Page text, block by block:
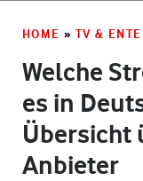
HOME » TV &
Welche
es in
Übersicht
Anbieter